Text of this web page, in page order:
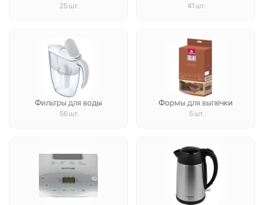
25 шт. 41 шт.
Фильтры для воды
56 шт.
Формы для выпечки
5 шт.